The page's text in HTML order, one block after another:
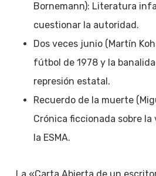
Bornemann): Literatura
cuestionar la autoridad.
Dos veces junio (Martín
fútbol de 1978 y la
represión estatal.
Recuerdo de la muerte
Crónica ficcionada sobre
la ESMA.